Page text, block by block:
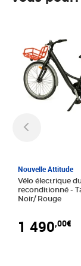
Nouvelle Attitude
Vélo électrique
reconditionné - Taille normale -
Noir/ Rouge
1 490,00€